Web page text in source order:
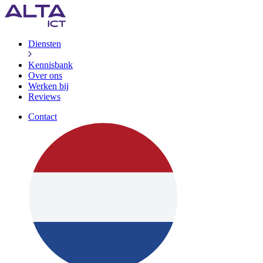
Diensten
Kennisbank
Over ons
Werken bij
Reviews
Contact